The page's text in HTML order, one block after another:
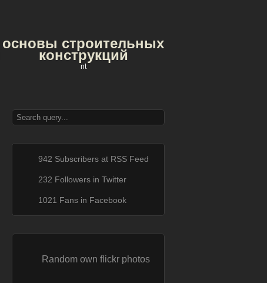
основы строительных
конструкций
nt
942 Subscribers at RSS Feed
232 Followers in Twitter
1021 Fans in Facebook
Random own flickr photos